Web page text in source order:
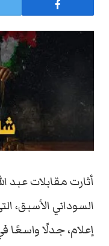
أثارت مقابلات عبد
السوداني الأسبق،
إعلام، جدلًا واسعًا